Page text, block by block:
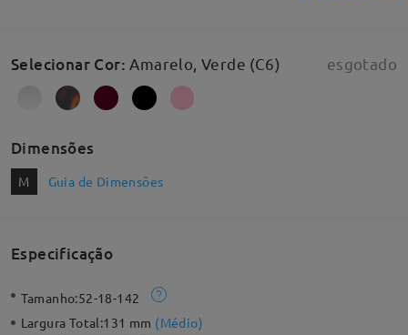
Selecionar Cor:Amarelo, Verde (C6) esgotado
Dimensões
M Guia de Dimensões
Especificação
Tamanho:52-18-142
Largura Total:131 mm (Médio)